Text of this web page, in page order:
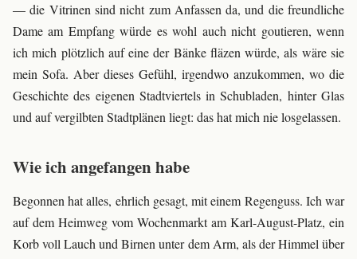
— die Vitrinen sind nicht zum Anfassen da, und die freundliche
Dame am Empfang würde es wohl auch nicht goutieren, wenn
ich mich plötzlich auf eine der Bänke fläzen würde, als wäre sie
mein Sofa. Aber dieses Gefühl, irgendwo anzukommen, wo die
Geschichte des eigenen Stadtviertels in Schubladen, hinter Glas
und auf vergilbten Stadtplänen liegt: das hat mich nie losgelassen.
Wie ich angefangen habe
Begonnen hat alles, ehrlich gesagt, mit einem Regenguss. Ich war
auf dem Heimweg vom Wochenmarkt am Karl-August-Platz, ein
Korb voll Lauch und Birnen unter dem Arm, als der Himmel über